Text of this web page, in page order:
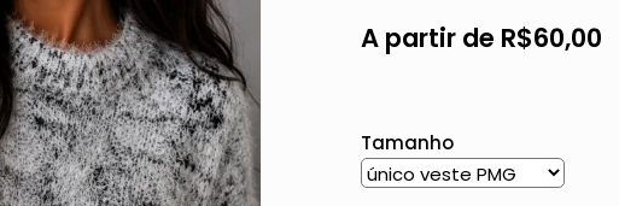
A partir de R$60,00
Tamanho